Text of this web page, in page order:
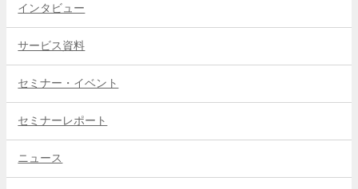
インタビュー
サービス資料
セミナー・イベント
セミナーレポート
ニュース